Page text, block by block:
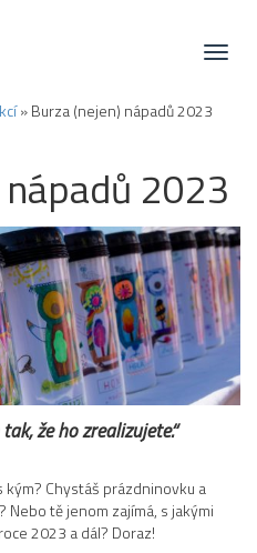
Toggle
»Burza (nejen) nápadů 2023
2023
že ho zrealizujete.“
kým? Chystáš prázdninovku a
tě jenom zajímá, s jakými
2023 a dál? Doraz!